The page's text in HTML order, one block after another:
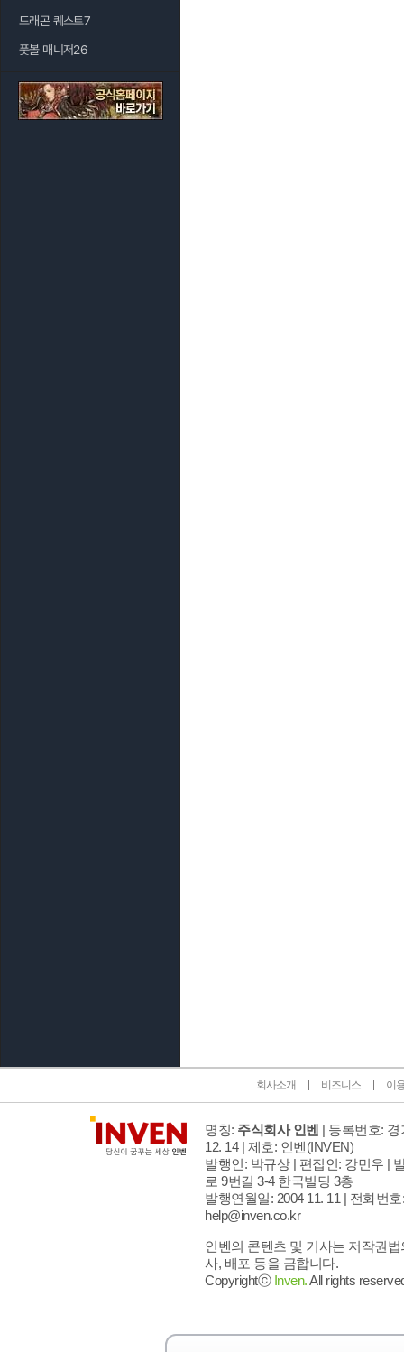
드래곤 퀘스트7
풋볼 매니저26
회사소개 비즈니스 이
명칭: 주식회사 인벤 | 등록번호:
12. 14 | 제호: 인벤(INVEN)
발행인: 박규상 | 편집인: 강민우 |
로 9번길 3-4 한국빌딩 3층
발행연월일: 2004 11. 11 | 전화번호
help@inven.co.kr
인벤의 콘텐츠 및 기사는 저작권
사, 배포 등을 금합니다.
Copyrightⓒ Inven.All rights